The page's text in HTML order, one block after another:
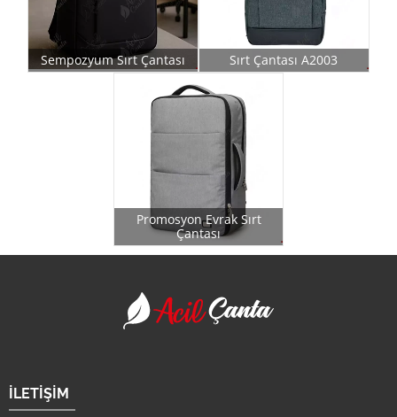
Sempozyum Sırt Çantası Sırt Çantası A2003
Promosyon Evrak Sırt
Çantası
İLETİŞİM